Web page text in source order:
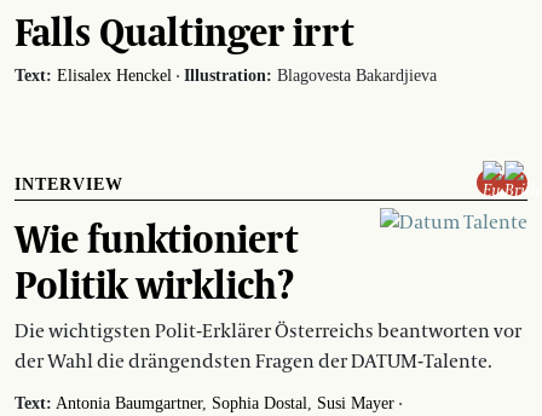
Falls Qualtinger irrt
Text: Elisalex Henckel · Illustration: Blagovesta Bakardjieva
INTERVIEW
Wie funktioniert
Politik wirklich?
Die wichtigsten Polit-Erklärer Österreichs beantworten vor
der Wahl die drängendsten Fragen der DATUM-Talente.
Text: Antonia Baumgartner Sophia Dostal Susi Mayer ·